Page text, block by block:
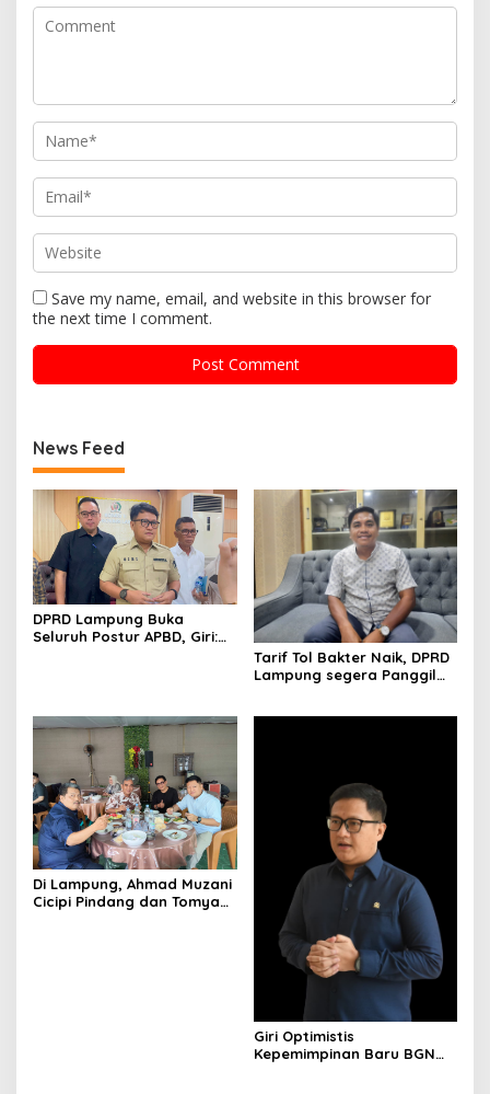
Save my name, email, and website in this browser for
the next time I comment.
News Feed
DPRD Lampung Buka
Seluruh Postur APBD, Giri:
Tarif Tol Bakter Naik, DPRD
Lampung segera Panggil
Di Lampung, Ahmad Muzani
Cicipi Pindang dan Tomyam
Giri Optimistis
Kepemimpinan Baru BGN